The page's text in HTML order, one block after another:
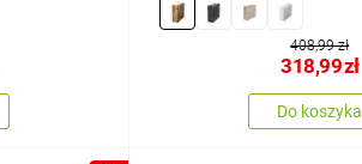
408,99 zł
318,99zł
Do koszyka